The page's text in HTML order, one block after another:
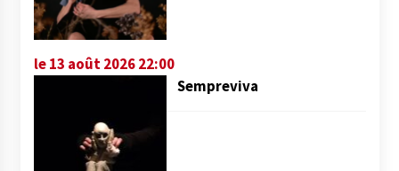
le 13 août 2026 22:00
Sempreviva